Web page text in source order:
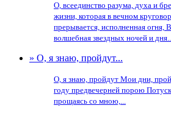
О, всеединство разума, духа и
жизни, которая в вечном
прерывается, исполненная огня,
волшебная звездных ночей и
» О, я знаю, пройдут...
О, я знаю, пройдут Мои дни,
году предвечерней порою
прощаясь со мною,...